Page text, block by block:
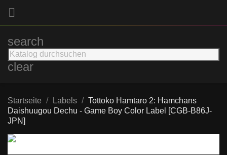

search
clear
Startseite Labels
Tottoko Hamtaro 2: Hamchans
Daishuugou Dechu - Game Boy Color Label [CGB-B86J-
JPN]